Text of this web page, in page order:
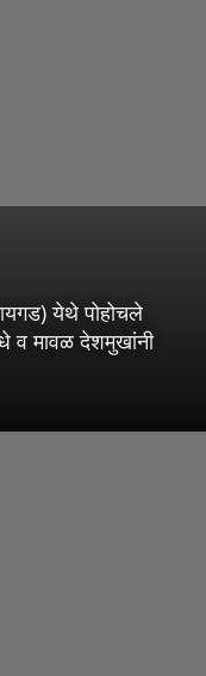
येथे पोहोचले
व मावळ देशमुखांनी